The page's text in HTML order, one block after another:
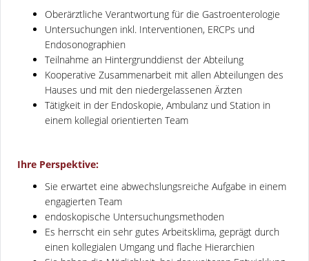
Oberärztliche Verantwortung für die Gastroenterologie
Untersuchungen inkl. Interventionen, ERCPs und
Endosonographien
Teilnahme an Hintergrunddienst der Abteilung
Kooperative Zusammenarbeit mit allen Abteilungen des
Hauses und mit den niedergelassenen Ärzten
Tätigkeit in der Endoskopie, Ambulanz und Station in
einem kollegial orientierten Team
Ihre Perspektive:
Sie erwartet eine abwechslungsreiche Aufgabe in einem
engagierten Team
endoskopische Untersuchungsmethoden
Es herrscht ein sehr gutes Arbeitsklima, geprägt durch
einen kollegialen Umgang und flache Hierarchien